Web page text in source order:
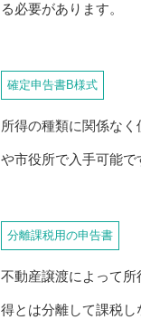
る必要があります。
確定申告書B様式
所得の種類に関係な
や市役所で入手可能で
分離課税用の申告書
不動産譲渡によって
得とは分離して課税